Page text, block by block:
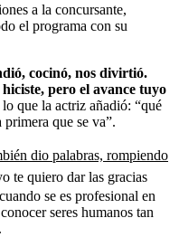
a la concursante,
el programa con su
cocinó, nos divirtió.
pero el avance tuyo
que la actriz añadió: “qué
que se va”.
dio palabras, rompiendo
te quiero dar las gracias
se es profesional en
seres humanos tan